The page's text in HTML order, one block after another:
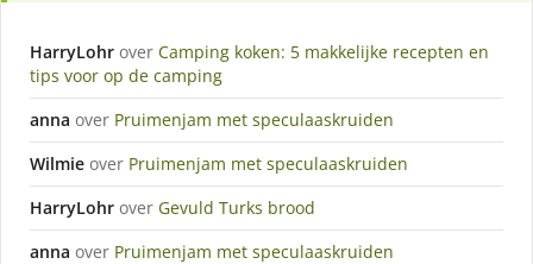
HarryLohr over Camping koken: 5 makkelijke recepten en
tips voor op de camping
anna over Pruimenjam met speculaaskruiden
Wilmie over Pruimenjam met speculaaskruiden
HarryLohr over Gevuld Turks brood
anna over Pruimenjam met speculaaskruiden